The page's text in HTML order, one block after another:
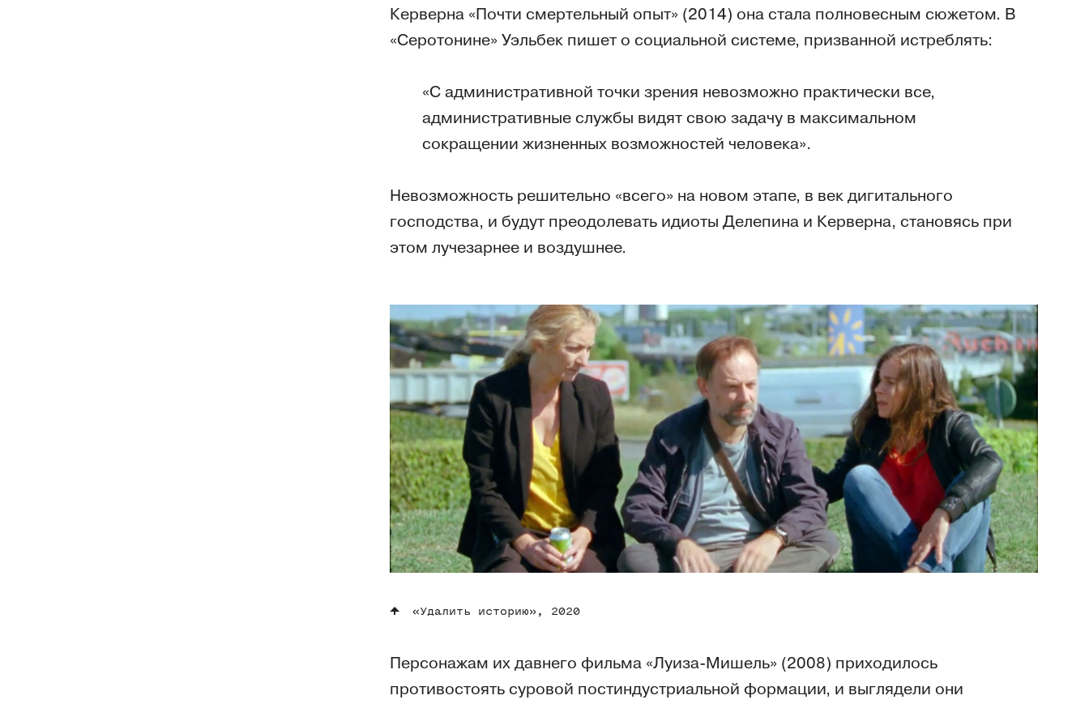
Керверна «Почти смертельный опыт» (2014) она стала полновесным сюжетом. В
«Серотонине» Уэльбек пишет о социальной системе, призванной истреблять:
«С административной точки зрения невозможно практически все,
административные службы видят свою задачу в максимальном
сокращении жизненных возможностей человека».
Невозможность решительно «всего» на новом этапе, в век дигитального
господства, и будут преодолевать идиоты Делепина и Керверна, становясь при
этом лучезарнее и воздушнее.
«Удалить историю», 2020
Персонажам их давнего фильма «Луиза-Мишель» (2008) приходилось
противостоять суровой постиндустриальной формации, и выглядели они